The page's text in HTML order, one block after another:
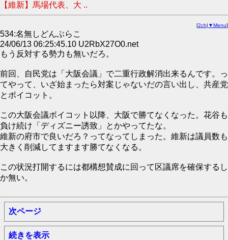
【維新】馬場代表、大 ..
[2ch| ▼Menu]
534:名無しどんぶらこ
24/06/13 06:25:45.10 U2RbX27O0.net
もう反対する勢力も無いだろ。
前回、自民党は「大阪会議」で二重行政解消出来るんです。っ
てやって、いざ始まったら対案じゃないだの言い出し、共産党
とボイコット。
この大阪会議ボイコット以降、大阪で勝てなくなった。花谷も
負け続け「ディズニー誘致」とかやってたな。
維新の府市で良いだろ？ってなってしまった。維新は議員数も
大きく削減してますます勝てなくなる。
この状況打開するには都構想賛成に回って区議席を確保するし
か無い。
次ページ
続きを表示